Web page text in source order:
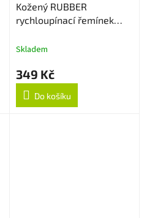
Kožený RUBBER
rychloupínací řemínek
Skladem
349 Kč
Do košíku